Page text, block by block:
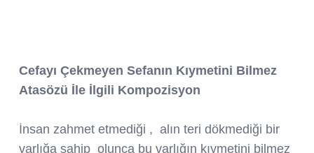
Cefayı Çekmeyen Sefanın Kıymetini Bilmez
Atasözü İle İlgili Kompozisyon
İnsan zahmet etmediği , alın teri dökmediği bir
varlığa sahip olunca bu varlığın kıymetini bilmez